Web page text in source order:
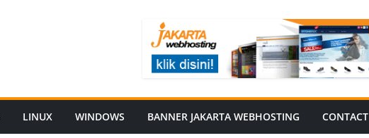
LINUX WINDOWS BANNER JAKARTA WEBHOSTING CONTACT